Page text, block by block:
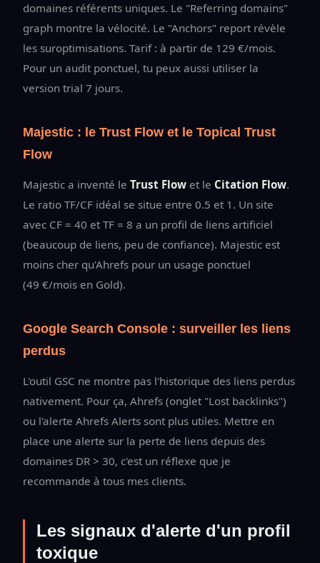
domaines référents uniques. Le "Referring domains"
graph montre la vélocité. Le "Anchors" report révèle
les suroptimisations. Tarif : à partir de 129 €/mois.
Pour un audit ponctuel, tu peux aussi utiliser la
version trial 7 jours.
Majestic : le Trust Flow et le Topical Trust
Flow
Majestic a inventé le Trust Flow et le Citation Flow.
Le ratio TF/CF idéal se situe entre 0.5 et 1. Un site
avec CF = 40 et TF = 8 a un profil de liens artificiel
(beaucoup de liens, peu de confiance). Majestic est
moins cher qu'Ahrefs pour un usage ponctuel
(49 €/mois en Gold).
Google Search Console : surveiller les liens
perdus
L'outil GSC ne montre pas l'historique des liens perdus
nativement. Pour ça, Ahrefs (onglet "Lost backlinks")
ou l'alerte Ahrefs Alerts sont plus utiles. Mettre en
place une alerte sur la perte de liens depuis des
domaines DR > 30, c'est un réflexe que je
recommande à tous mes clients.
Les signaux d'alerte d'un profil
toxique